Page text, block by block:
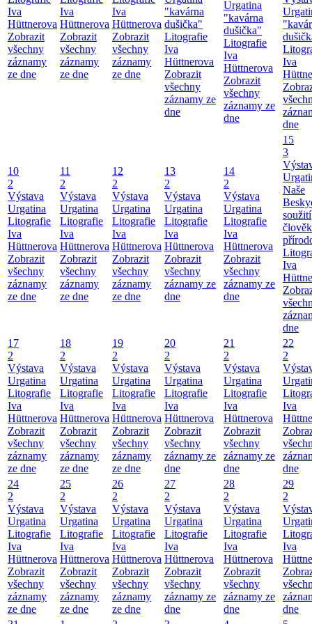
Iva
Hüttnerova
Zobrazit
všechny
záznamy
ze dne
Iva
Hüttnerova
Zobrazit
všechny
záznamy
ze dne
Iva
Hüttnerova
Zobrazit
všechny
záznamy
ze dne
"kavárna
dušička"
Litografie
Iva
Hüttnerova
Zobrazit
všechny
záznamy ze
dne
Urgatina
"kavárna
dušička"
Litografie
Iva
Hüttnerova
Zobrazit
všechny
záznamy ze
dne
Iva
dne
10
2
Výstava
Urgatina
Litografie
Iva
Hüttnerova
Zobrazit
všechny
záznamy
ze dne
11
2
Výstava
Urgatina
Litografie
Iva
Hüttnerova
Zobrazit
všechny
záznamy
ze dne
12
2
Výstava
Urgatina
Litografie
Iva
Hüttnerova
Zobrazit
všechny
záznamy
ze dne
13
2
Výstava
Urgatina
Litografie
Iva
Hüttnerova
Zobrazit
všechny
záznamy ze
dne
14
2
Výstava
Urgatina
Litografie
Iva
Hüttnerova
Zobrazit
všechny
záznamy ze
dne
15
3
Naše
soužití
Iva
dne
17
2
Výstava
Urgatina
Litografie
Iva
Hüttnerova
Zobrazit
všechny
záznamy
ze dne
18
2
Výstava
Urgatina
Litografie
Iva
Hüttnerova
Zobrazit
všechny
záznamy
ze dne
19
2
Výstava
Urgatina
Litografie
Iva
Hüttnerova
Zobrazit
všechny
záznamy
ze dne
20
2
Výstava
Urgatina
Litografie
Iva
Hüttnerova
Zobrazit
všechny
záznamy ze
dne
21
2
Výstava
Urgatina
Litografie
Iva
Hüttnerova
Zobrazit
všechny
záznamy ze
dne
22
2
Iva
dne
24
2
Výstava
Urgatina
Litografie
Iva
Hüttnerova
Zobrazit
všechny
záznamy
ze dne
25
2
Výstava
Urgatina
Litografie
Iva
Hüttnerova
Zobrazit
všechny
záznamy
ze dne
26
2
Výstava
Urgatina
Litografie
Iva
Hüttnerova
Zobrazit
všechny
záznamy
ze dne
27
2
Výstava
Urgatina
Litografie
Iva
Hüttnerova
Zobrazit
všechny
záznamy ze
dne
28
2
Výstava
Urgatina
Litografie
Iva
Hüttnerova
Zobrazit
všechny
záznamy ze
dne
29
2
Iva
dne